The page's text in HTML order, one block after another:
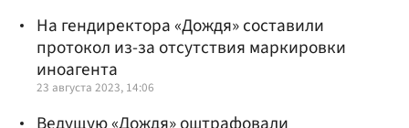
На гендиректора «Дождя» составили
протокол из-за отсутствия маркировки
иноагента
23 августа 2023, 14:06